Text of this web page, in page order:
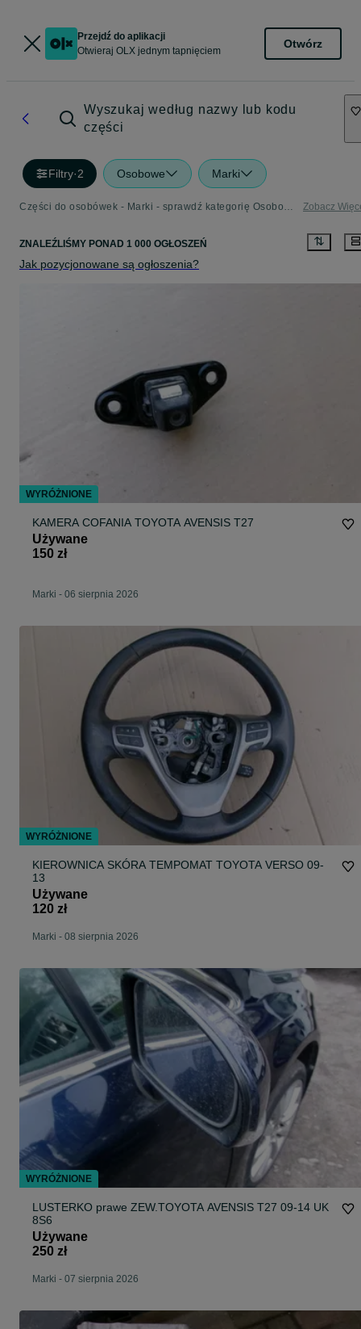
Przejdź do aplikacji
Otwieraj OLX jednym tapnięciem
Otwórz
Wyszukaj według nazwy lub kodu
części
Filtry·2 Osobowe Marki
Części do osobówek - Marki - sprawdź kategorię Osobowe Zobacz
ZNALEŹLIŚMY PONAD 1 000 OGŁOSZEŃ
Jak pozycjonowane są ogłoszenia?
KAMERA COFANIA TOYOTA AVENSIS T27
Używane
150 zł
Marki - 06 sierpnia 2026
KIEROWNICA SKÓRA TEMPOMAT TOYOTA VERSO 09-
13
Używane
120 zł
Marki - 08 sierpnia 2026
LUSTERKO prawe ZEW.TOYOTA AVENSIS T27 09-14 UK
8S6
Używane
250 zł
Marki - 07 sierpnia 2026
WYRÓŻNIONE
WYRÓŻNIONE
WYRÓŻNIONE